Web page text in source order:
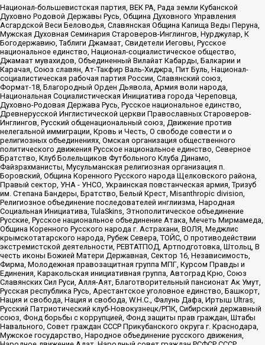
Национал-большевистская партия, ВЕК РА, Рада земли Кубанской
Духовно Родовой Державы Русь, Община Духовного Управления
Асгардской Веси Беловодья, Славянская Община Капища Веды Перуна,
Мужская Духовная Семинария Староверов-Инглингов, Нурджулар, К
Богодержавию, Таблиги Джамаат, Свидетели Иеговы, Русское
национальное единство, Национал-социалистическое общество,
Джамаат мувахидов, Объединенный Вилайат Кабарды, Балкарии и
Карачая, Союз славян, Ат-Такфир Валь-Хиджра, Пит Буль, Национал-
социалистическая рабочая партия России, Славянский союз,
Формат-18, Благородный Орден Дьявола, Армия воли народа,
Национальная Социалистическая Инициатива города Череповца,
Духовно-Родовая Держава Русь, Русское национальное единство,
Древнерусской Инглистической церкви Православных Староверов-
Инглингов, Русский общенациональный союз, Движение против
нелегальной иммиграции, Кровь и Честь, О свободе совести и о
религиозных объединениях, Омская организация общественного
политического движения Русское национальное единство, Северное
Братство, Клуб Болельщиков Футбольного Клуба Динамо,
Файзрахманисты, Мусульманская религиозная организация п.
Боровский, Община Коренного Русского народа Щелковского района,
Правый сектор, УНА - УНСО, Украинская повстанческая армия, Тризуб
им. Степана Бандеры, Братство, Белый Крест, Misanthropic division,
Религиозное объединение последователей инглиизма, Народная
Социальная Инициатива, TulaSkins, Этнополитическое объединение
Русские, Русское национальное объединение Атака, Мечеть Мирмамеда,
Община Коренного Русского народа г. Астрахани, ВОЛЯ, Меджлис
крымскотатарского народа, Рубеж Севера, ТОЙС, О противодействии
экстремистской деятельности, РЕВТАТПОД, Артподготовка, Штольц, В
честь иконы Божией Матери Державная, Сектор 16, Независимость,
Фирма, Молодежная правозащитная группа МПГ, Курсом Правды и
Единения, Каракольская инициативная группа, Автоград Крю, Союз
Славянских Сил Руси, Алля-Аят, Благотворительный пансионат Ак Умут,
Русская республика Русь, Арестантское уголовное единство, Башкорт,
Нация и свобода, Нация и свобода, W.H.С., Фалунь Дафа, Иртыш Ultras,
Русский Патриотический клуб-Новокузнецк/РПК, Сибирский державный
союз, Фонд борьбы с коррупцией, Фонд защиты прав граждан, Штабы
Навального, Совет граждан СССР Прикубанского округа г. Краснодара,
Мужское государство, Народное объединение русского движения,